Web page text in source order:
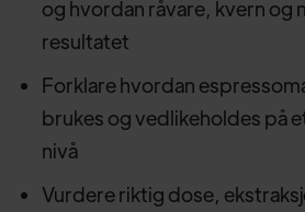
og hvordan råvare, kvern og
resultatet
Forklare hvordan
brukes og vedlikeholdes på
nivå
Vurdere riktig dose,